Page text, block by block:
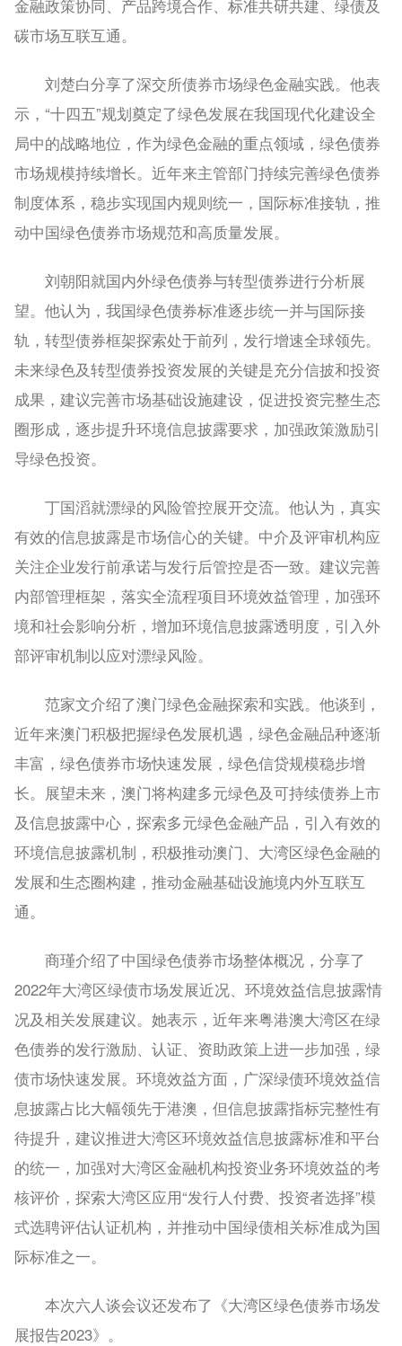
金融政策协同、产品跨境合作、标准共研共建、绿债及
碳市场互联互通。
刘楚白分享了深交所债券市场绿色金融实践。他表
示，“十四五”规划奠定了绿色发展在我国现代化建设全
局中的战略地位，作为绿色金融的重点领域，绿色债券
市场规模持续增长。近年来主管部门持续完善绿色债券
制度体系，稳步实现国内规则统一，国际标准接轨，推
动中国绿色债券市场规范和高质量发展。
刘朝阳就国内外绿色债券与转型债券进行分析展
望。他认为，我国绿色债券标准逐步统一并与国际接
轨，转型债券框架探索处于前列，发行增速全球领先。
未来绿色及转型债券投资发展的关键是充分信披和投资
成果，建议完善市场基础设施建设，促进投资完整生态
圈形成，逐步提升环境信息披露要求，加强政策激励引
导绿色投资。
丁国滔就漂绿的风险管控展开交流。他认为，真实
有效的信息披露是市场信心的关键。中介及评审机构应
关注企业发行前承诺与发行后管控是否一致。建议完善
内部管理框架，落实全流程项目环境效益管理，加强环
境和社会影响分析，增加环境信息披露透明度，引入外
部评审机制以应对漂绿风险。
范家文介绍了澳门绿色金融探索和实践。他谈到，
近年来澳门积极把握绿色发展机遇，绿色金融品种逐渐
丰富，绿色债券市场快速发展，绿色信贷规模稳步增
长。展望未来，澳门将构建多元绿色及可持续债券上市
及信息披露中心，探索多元绿色金融产品，引入有效的
环境信息披露机制，积极推动澳门、大湾区绿色金融的
发展和生态圈构建，推动金融基础设施境内外互联互
通。
商瑾介绍了中国绿色债券市场整体概况，分享了
2022年大湾区绿债市场发展近况、环境效益信息披露情
况及相关发展建议。她表示，近年来粤港澳大湾区在绿
色债券的发行激励、认证、资助政策上进一步加强，绿
债市场快速发展。环境效益方面，广深绿债环境效益信
息披露占比大幅领先于港澳，但信息披露指标完整性有
待提升，建议推进大湾区环境效益信息披露标准和平台
的统一，加强对大湾区金融机构投资业务环境效益的考
核评价，探索大湾区应用“发行人付费、投资者选择”模
式选聘评估认证机构，并推动中国绿债相关标准成为国
际标准之一。
本次六人谈会议还发布了《大湾区绿色债券市场发
展报告2023》。